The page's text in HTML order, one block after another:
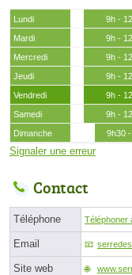
Lundi 9h -
Mardi
9h -
Mercredi
9h -
Jeudi
9h -
Vendredi
9h -
Samedi
9h -
Dimanche
9h30
Signaler une erreur
Contact
Téléphone Téléphoner
Email
Site web